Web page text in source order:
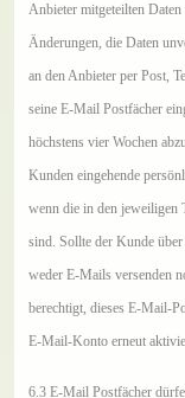
Anbieter mitgeteilten
Änderungen, die Daten
an den Anbieter per Post,
seine E-Mail Postfächer
höchstens vier Wochen
Kunden eingehende
wenn die in den jeweiligen
sind. Sollte der Kunde
weder E-Mails versenden
berechtigt, dieses E-Mail-
E-Mail-Konto erneut
6.3 E-Mail Postfächer